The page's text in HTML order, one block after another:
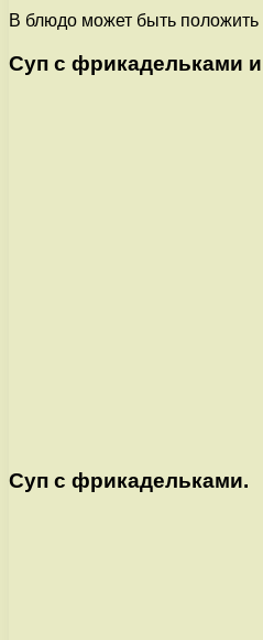
В блюдо может быть положить
Суп с фрикадельками
Суп с фрикадельками.